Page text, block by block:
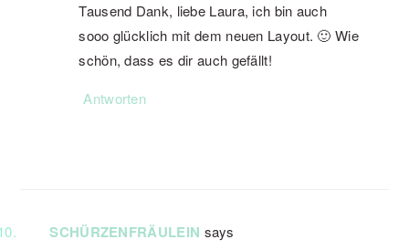
Tausend Dank, liebe Laura, ich bin auch
sooo glücklich mit dem neuen Layout. 🙂 Wie
schön, dass es dir auch gefällt!
Antworten
SCHÜRZENFRÄULEIN says